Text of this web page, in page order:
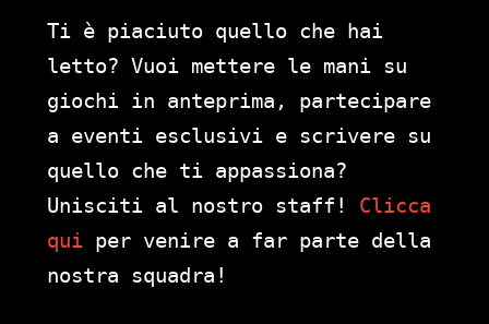
Ti è piaciuto quello che hai
letto? Vuoi mettere le mani su
giochi in anteprima, partecipare
a eventi esclusivi e scrivere su
quello che ti appassiona?
Unisciti al nostro staff! Clicca
qui per venire a far parte della
nostra squadra!